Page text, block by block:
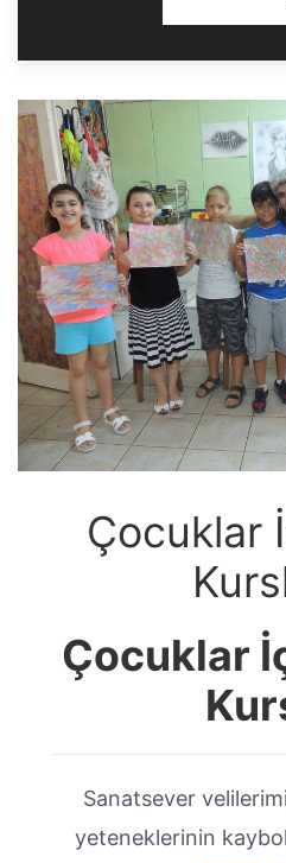
Çocuklar
Çocuklar
Sanatsever
yeteneklerinin